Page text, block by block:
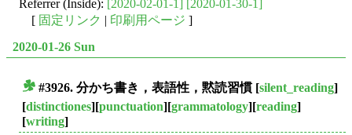
Referrer (Inside): [2020-02-01-1] [2020-01-30-1]
[ 固定リンク | 印刷用ページ ]
2020-01-26 Sun
#3926. 分かち書き，表語性，黙読習慣[silent_reading]
[distinctiones][punctuation][grammatology][reading]
[writing]